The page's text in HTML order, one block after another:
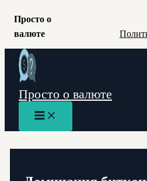
Просто о
валюте
Перейти
содержимому
Просто о валюте
Main
Menu